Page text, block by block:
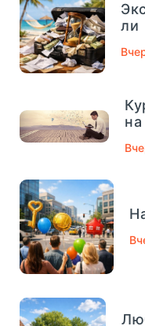
04
​ 💸 Ежедневный совет Банки —
помогает
Внешпромбанк
Банк Югра
Совкомбанк
ТРАСТ
Газпромбанк
Московский
Абсолют Банк
ли
на